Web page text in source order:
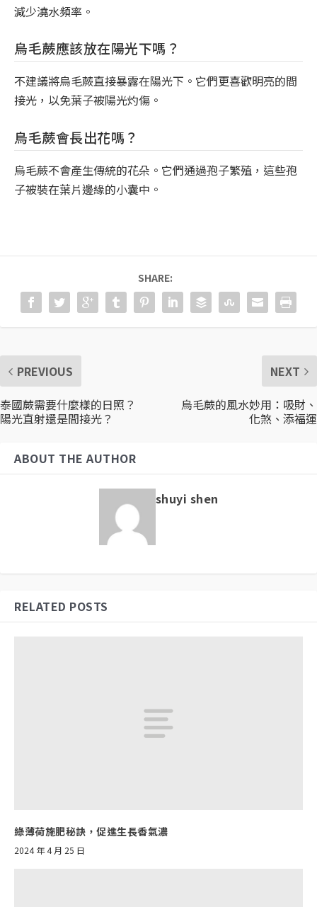
減少澆水頻率。
烏毛蕨應該放在陽光下嗎？
不建議將烏毛蕨直接暴露在陽光下。它們更喜歡明亮的間
接光，以免葉子被陽光灼傷。
烏毛蕨會長出花嗎？
烏毛蕨不會產生傳統的花朵。它們通過孢子繁殖，這些孢
子被裝在葉片邊緣的小囊中。
SHARE:
PREVIOUS
泰國蕨需要什麼樣的日照？
陽光直射還是間接光？
NEXT
烏毛蕨的風水妙用：吸財、
化煞、添福運
ABOUT THE AUTHOR
shuyi shen
RELATED POSTS
綠薄荷施肥秘訣，促進生長香氣濃
2024 年 4 月 25 日